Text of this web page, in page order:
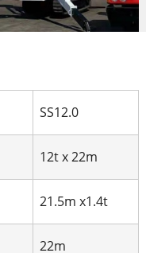
SS12.0
12t x 22m
21.5m x1.4t
22m